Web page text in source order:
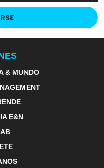
& MUNDO
E&N